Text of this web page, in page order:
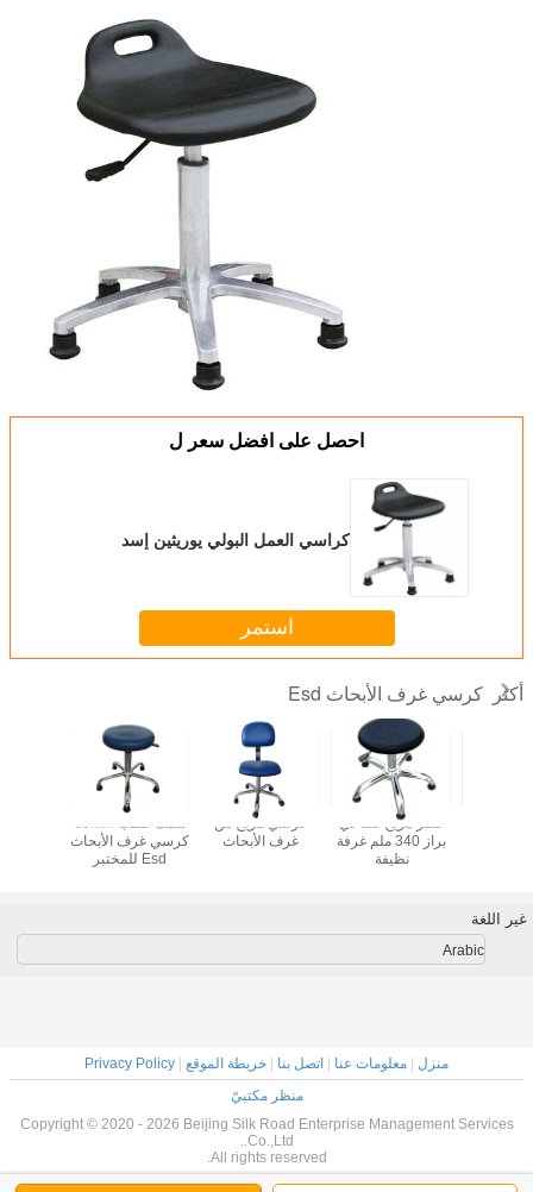
احصل على افضل سعر ل
كراسي العمل البولي يوريثين إسد
استمر
أكثر كرسي غرف الأبحاث Esd
سمك قطب 60mm
كرسي غرف الأبحاث
Esd للمختبر
كرسي مريح من
غرف الأبحاث
قطر مريح صناعي
براز 340 ملم غرفة
نظيفة
غير اللغة
Arabic
منزل | معلومات عنا | اتصل بنا | خريطة الموقع |
Privacy Policy
منظر مكتبيّ
Copyright © 2020 - 2026 Beijing Silk Road Enterprise Management Services
Co.,Ltd..
All rights reserved.